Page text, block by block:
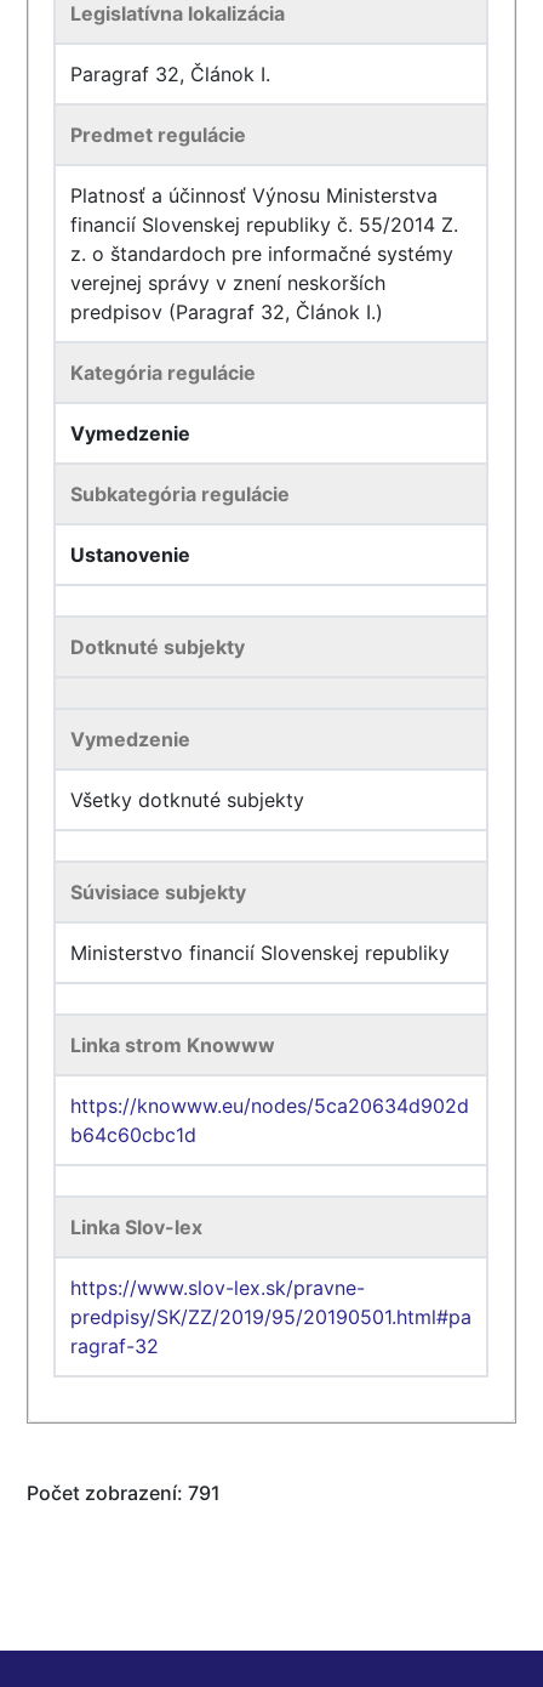
Legislatívna lokalizácia
Paragraf 32, Článok I.
Predmet regulácie
Platnosť a účinnosť Výnosu Ministerstva
financií Slovenskej republiky č. 55/2014 Z.
z. o štandardoch pre informačné systémy
verejnej správy v znení neskorších
predpisov (Paragraf 32, Článok I.)
Kategória regulácie
Vymedzenie
Subkategória regulácie
Ustanovenie
Dotknuté subjekty
Vymedzenie
Všetky dotknuté subjekty
Súvisiace subjekty
Ministerstvo financií Slovenskej republiky
Linka strom Knowww
https://knowww.eu/nodes/5ca20634d902d
b64c60cbc1d
Linka Slov-lex
https://www.slov-lex.sk/pravne-
predpisy/SK/ZZ/2019/95/20190501.html#pa
ragraf-32
Počet zobrazení: 791